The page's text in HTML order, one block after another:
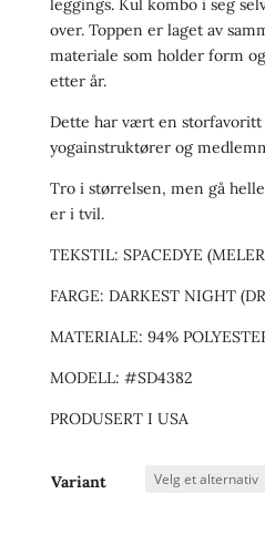
leggings. Kul kombo i seg
over. Toppen er laget av
materiale som holder form
etter år.
Dette har vært en storfavoritt
yogainstruktører og
Tro i størrelsen, men gå
er i tvil.
TEKSTIL: SPACEDYE
FARGE: DARKEST NIGHT
MATERIALE: 94%
MODELL: #SD4382
PRODUSERT I USA
Variant